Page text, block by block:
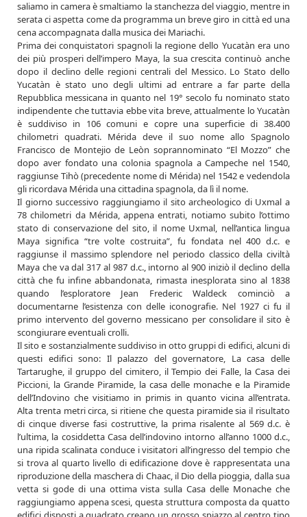
saliamo in camera è smaltiamo la stanchezza del viaggio, mentre in
serata ci aspetta come da programma un breve giro in città ed una
cena accompagnata dalla musica dei Mariachi.
Prima dei conquistatori spagnoli la regione dello Yucatàn era uno
dei più prosperi dell’impero Maya, la sua crescita continuò anche
dopo il declino delle regioni centrali del Messico. Lo Stato dello
Yucatàn è stato uno degli ultimi ad entrare a far parte della
Repubblica messicana in quanto nel 19° secolo fu nominato stato
indipendente che tuttavia ebbe vita breve, attualmente lo Yucatàn
è suddiviso in 106 comuni e copre una superficie di 38.400
chilometri quadrati. Mérida deve il suo nome allo Spagnolo
Francisco de Montejio de Leòn soprannominato “El Mozzo” che
dopo aver fondato una colonia spagnola a Campeche nel 1540,
raggiunse Tihò (precedente nome di Mérida) nel 1542 e vedendola
gli ricordava Mérida una cittadina spagnola, da lì il nome.
Il giorno successivo raggiungiamo il sito archeologico di Uxmal a
78 chilometri da Mérida, appena entrati, notiamo subito l’ottimo
stato di conservazione del sito, il nome Uxmal, nell’antica lingua
Maya significa “tre volte costruita”, fu fondata nel 400 d.c. e
raggiunse il massimo splendore nel periodo classico della civiltà
Maya che va dal 317 al 987 d.c., intorno al 900 iniziò il declino della
città che fu infine abbandonata, rimasta inesplorata sino al 1838
quando l’esploratore Jean Frederic Waldeck cominciò a
documentarne l’esistenza con delle iconografie. Nel 1927 ci fu il
primo intervento del governo messicano per consolidare il sito è
scongiurare eventuali crolli.
Il sito e sostanzialmente suddiviso in otto gruppi di edifici, alcuni di
questi edifici sono: Il palazzo del governatore, La casa delle
Tartarughe, il gruppo del cimitero, il Tempio dei Falle, la Casa dei
Piccioni, la Grande Piramide, la casa delle monache e la Piramide
dell’Indovino che visitiamo in primis in quanto vicina all’entrata.
Alta trenta metri circa, si ritiene che questa piramide sia il risultato
di cinque diverse fasi costruttive, la prima risalente al 569 d.c. è
l’ultima, la cosiddetta Casa dell’indovino intorno all’anno 1000 d.c.,
una ripida scalinata conduce i visitatori all’ingresso del tempio che
si trova al quarto livello di edificazione dove è rappresentata una
riproduzione della maschera di Chaac, il Dio della pioggia, dalla sua
vetta si gode di una ottima vista sulla Casa delle Monache che
raggiungiamo appena scesi, questa struttura composta da quatto